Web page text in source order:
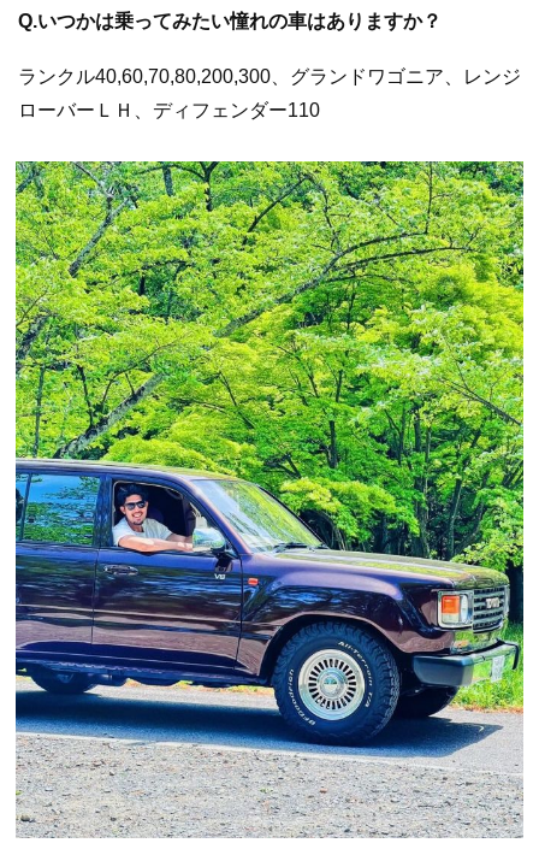
Q.いつかは乗ってみたい憧れの車はありますか？
ランクル40,60,70,80,200,300、グランドワゴニア、レンジ
ローバーＬＨ、ディフェンダー110